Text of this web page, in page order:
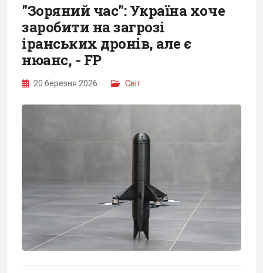
"Зоряний час": Україна хоче
заробити на загрозі
іранських дронів, але є
нюанс, - FP
20 березня 2026 Світ